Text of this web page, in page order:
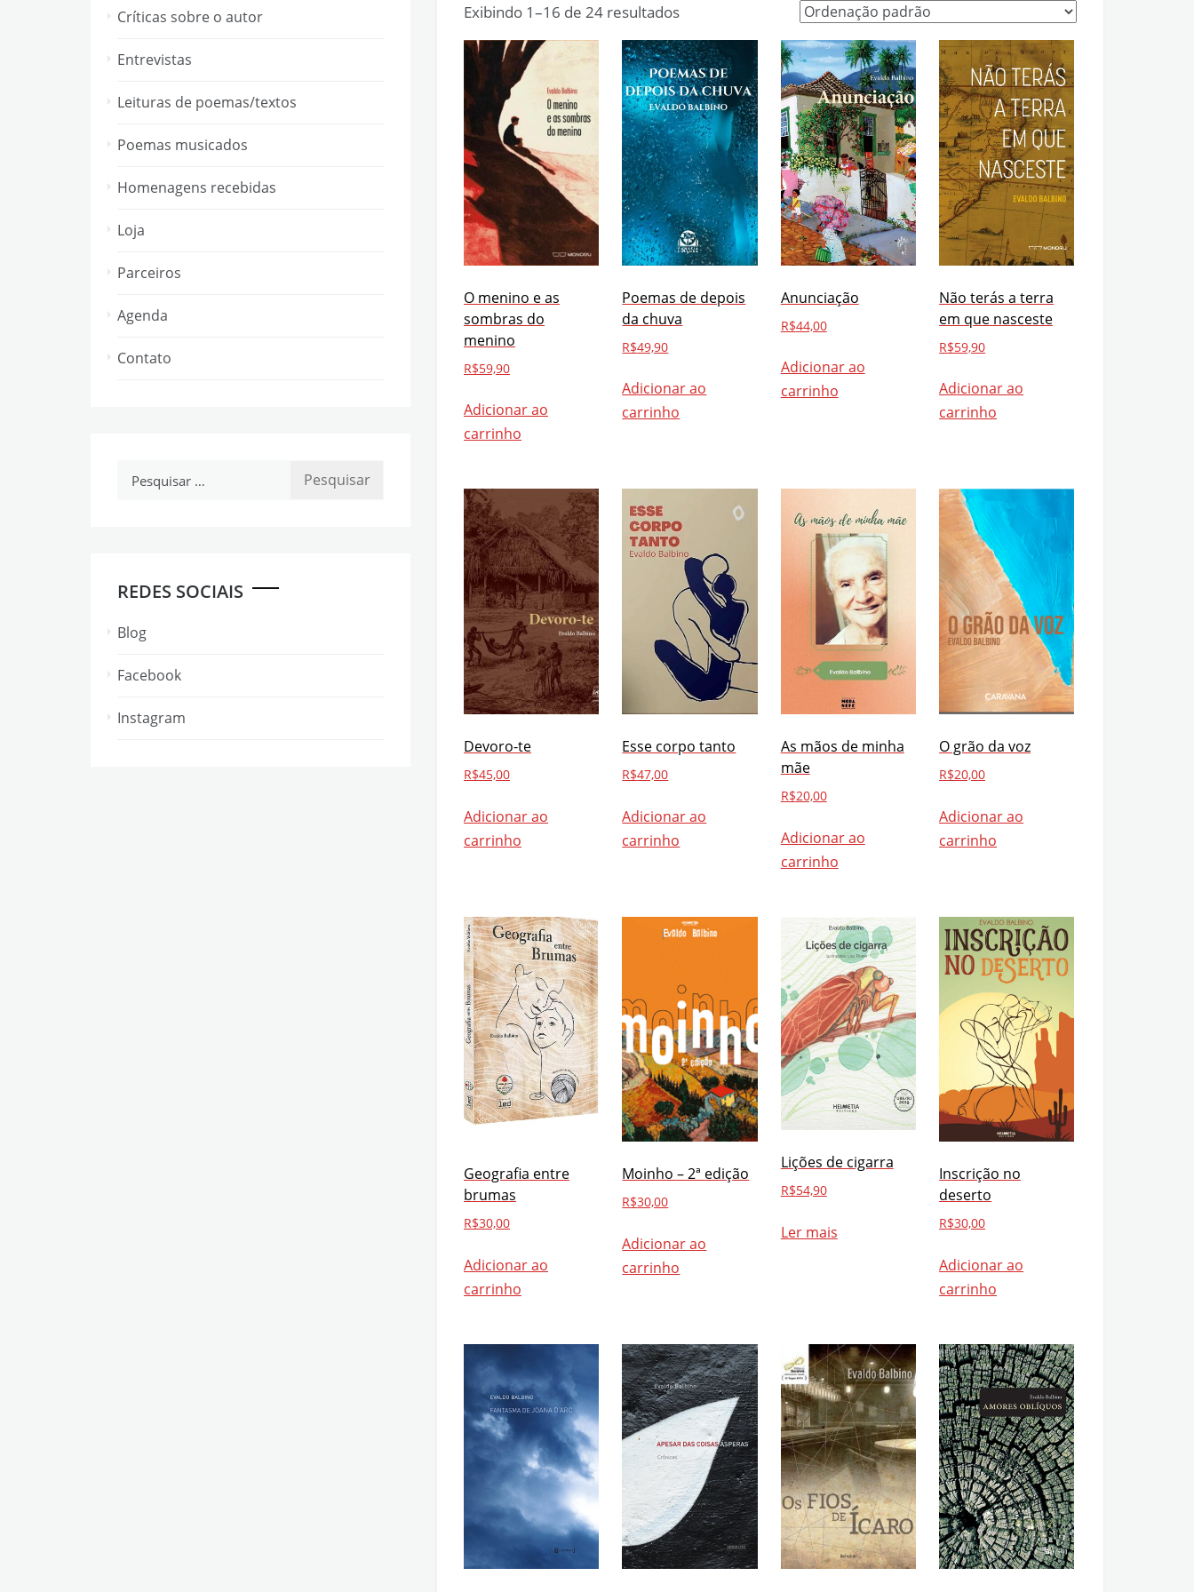
Exibindo 1–16 de 24 resultados
O menino e as
sombras do
menino
R$59,90
Adicionar ao
carrinho
Poemas de depois
da chuva
R$49,90
Adicionar ao
carrinho
Anunciação
R$44,00
Adicionar ao
carrinho
Não terás a terra
em que nasceste
R$59,90
Adicionar ao
carrinho
Devoro-te
R$45,00
Adicionar ao
carrinho
Esse corpo tanto
R$47,00
Adicionar ao
carrinho
As mãos de minha
mãe
R$20,00
Adicionar ao
carrinho
O grão da voz
R$20,00
Adicionar ao
carrinho
Geografia entre
brumas
R$30,00
Adicionar ao
carrinho
Moinho – 2ª edição
R$30,00
Adicionar ao
carrinho
Lições de cigarra
R$54,90
Ler mais
Inscrição no
deserto
R$30,00
Adicionar ao
carrinho
Críticas sobre o autor
Entrevistas
Leituras de poemas/textos
Poemas musicados
Homenagens recebidas
Loja
Parceiros
Agenda
Contato
REDES SOCIAIS
Blog
Facebook
Instagram